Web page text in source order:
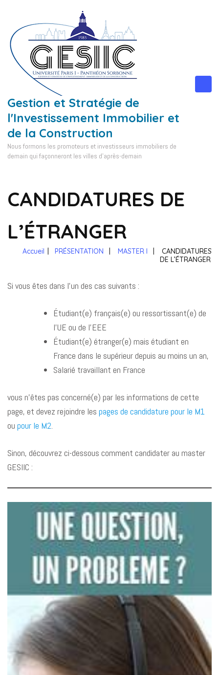
contenu
(Pressez
Entrée)
Gestion et Stratégie de
l'Investissement Immobilier et
de la Construction
Nous formons les promoteurs et investisseurs immobiliers de
demain qui façonneront les villes d'après-demain
CANDIDATURES DE
L’ÉTRANGER
Accueil PRÉSENTATION MASTER I
CANDIDATURES
DE L’ÉTRANGER
Si vous êtes dans l’un des cas suivants :
Étudiant(e) français(e) ou ressortissant(e) de
l’UE ou de l’EEE
Étudiant(e) étranger(e) mais étudiant en
France dans le supérieur depuis au moins un an,
Salarié travaillant en France
vous n’êtes pas concerné(e) par les informations de cette
page, et devez rejoindre les pages de candidature pour le M1
ou pour le M2.
Sinon, découvrez ci-dessous comment candidater au master
GESIIC :